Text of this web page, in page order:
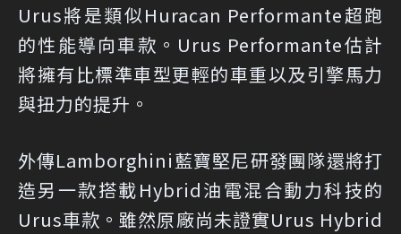
Urus將是類似Huracan Performante超跑
的性能導向車款。Urus Performante估計
將擁有比標準車型更輕的車重以及引擎馬力
與扭力的提升。
外傳Lamborghini藍寶堅尼研發團隊還將打
造另一款搭載Hybrid油電混合動力科技的
Urus車款。雖然原廠尚未證實Urus Hybrid